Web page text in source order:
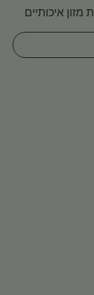
איכותיים